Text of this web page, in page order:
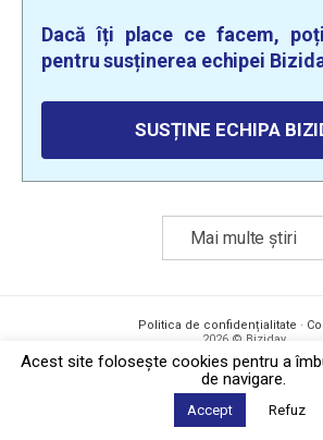
Dacă îți place ce facem,
pentru susținerea echipei
SUSȚINE ECHIPA
Mai multe știri
Politica de confidențialitate ·
2026 © Biziday
Acest site foloseşte cookies pentru a
de navigare.
Accept Refuz